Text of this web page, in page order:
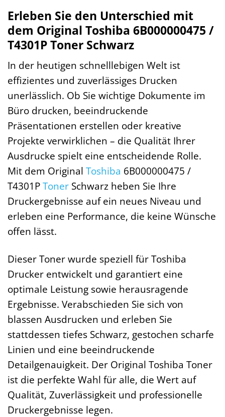
Erleben Sie den Unterschied mit
dem Original Toshiba 6B000000475 /
T4301P Toner Schwarz
In der heutigen schnelllebigen Welt ist
effizientes und zuverlässiges Drucken
unerlässlich. Ob Sie wichtige Dokumente im
Büro drucken, beeindruckende
Präsentationen erstellen oder kreative
Projekte verwirklichen – die Qualität Ihrer
Ausdrucke spielt eine entscheidende Rolle.
Mit dem Original Toshiba 6B000000475 /
T4301PToner Schwarz heben Sie Ihre
Druckergebnisse auf ein neues Niveau und
erleben eine Performance, die keine Wünsche
offen lässt.
Dieser Toner wurde speziell für Toshiba
Drucker entwickelt und garantiert eine
optimale Leistung sowie herausragende
Ergebnisse. Verabschieden Sie sich von
blassen Ausdrucken und erleben Sie
stattdessen tiefes Schwarz, gestochen scharfe
Linien und eine beeindruckende
Detailgenauigkeit. Der Original Toshiba Toner
ist die perfekte Wahl für alle, die Wert auf
Qualität, Zuverlässigkeit und professionelle
Druckergebnisse legen.